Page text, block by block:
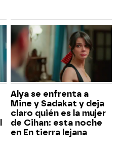
Alya se enfrenta a
Mine y Sadakat y deja
claro quién es la mujer
de Cihan: esta noche
en En tierra lejana